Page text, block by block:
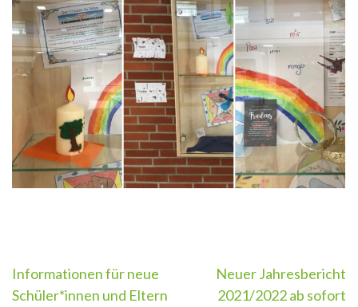
Beitragsnavigation
Informationen für neue
Schüler*innen und Eltern
Neuer Jahresbericht
2021/2022 ab sofort